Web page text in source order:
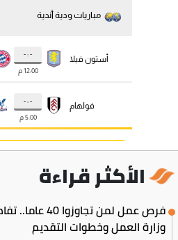
الأكثر قراءة
فرص عمل لمن
وزارة العمل وخطوات التقديم